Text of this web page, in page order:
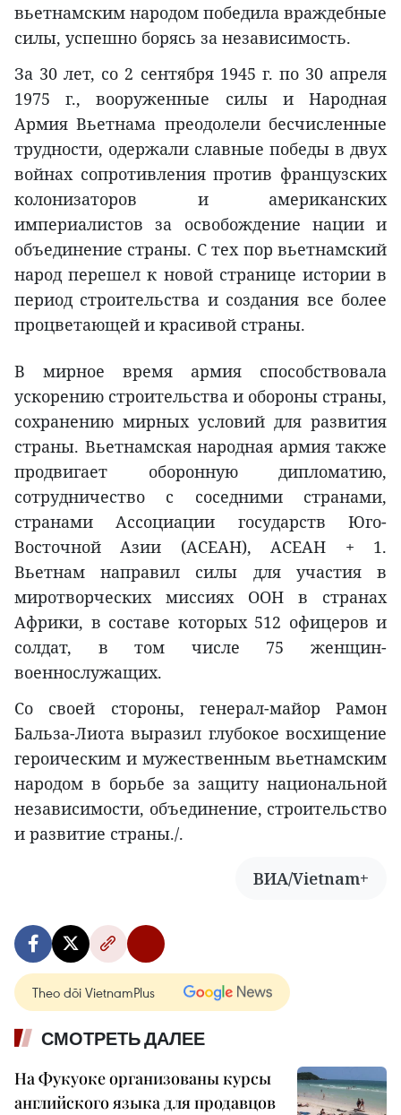
вьетнамским народом победила враждебные
силы, успешно борясь за независимость.
За 30 лет, со 2 сентября 1945 г. по 30 апреля
1975 г., вооруженные силы и Народная
Армия Вьетнама преодолели бесчисленные
трудности, одержали славные победы в двух
войнах сопротивления против французских
колонизаторов и американских
империалистов за освобождение нации и
объединение страны. С тех пор вьетнамский
народ перешел к новой странице истории в
период строительства и создания все более
процветающей и красивой страны.
В мирное время армия способствовала
ускорению строительства и обороны страны,
сохранению мирных условий для развития
страны. Вьетнамская народная армия также
продвигает оборонную дипломатию,
сотрудничество с соседними странами,
странами Ассоциации государств Юго-
Восточной Азии (АСЕАН), АСЕАН + 1.
Вьетнам направил силы для участия в
миротворческих миссиях ООН в странах
Африки, в составе которых 512 офицеров и
солдат, в том числе 75 женщин-
военнослужащих.
Со своей стороны, генерал-майор Рамон
Бальза-Лиота выразил глубокое восхищение
героическим и мужественным вьетнамским
народом в борьбе за защиту национальной
независимости, объединение, строительство
и развитие страны./.
ВИА/Vietnam+
Theo dõi VietnamPlus
СМОТРЕТЬ ДАЛЕЕ
На Фукуоке организованы курсы
английского языка для продавцов